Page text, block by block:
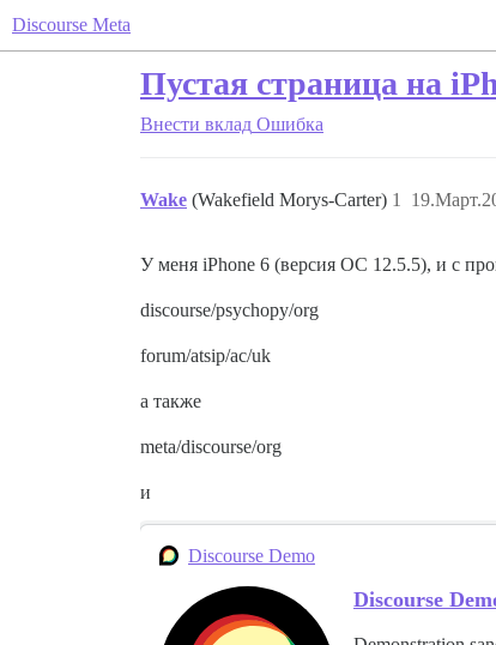
Discourse Meta
Пустая страница на
Внести вклад Ошибка
Wake (Wakefield Morys-Carter) 1
У меня iPhone 6 (версия ОС 12.5.5), и с
discourse/psychopy/org
forum/atsip/ac/uk
а также
meta/discourse/org
и
Discourse Demo
Discourse